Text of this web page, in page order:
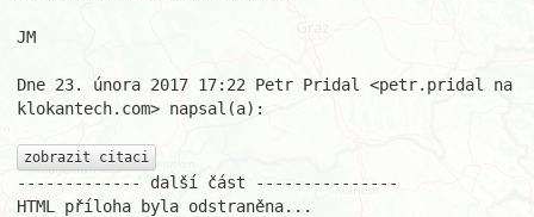
JM
Dne 23. února 2017 17:22 Petr Pridal <petr.pridal na
klokantech.com> napsal(a):
zobrazit citaci
------------- další část ---------------
HTML příloha byla odstraněna...